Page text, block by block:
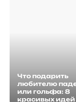
Что подарить
любителю
или гольфа: 8
красивых идей